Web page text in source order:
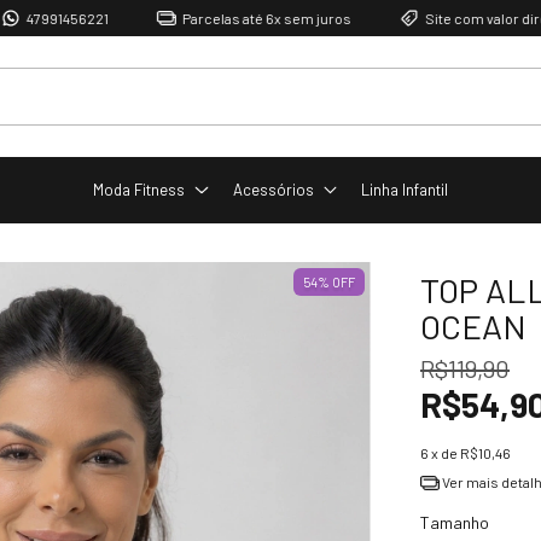
Parcelas até 6x sem juros Site com valor direto de
Moda Fitness Acessórios Linha Infantil
54% OFF
TOP
OCEAN
R$119,90
6 x de R$10,46
Ver mais
Tamanho